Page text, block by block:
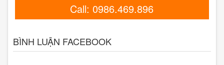
Call: 0986.469.896
BÌNH LUẬN FACEBOOK